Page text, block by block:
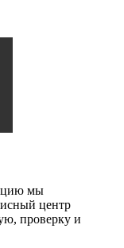
мы
центр
проверку и